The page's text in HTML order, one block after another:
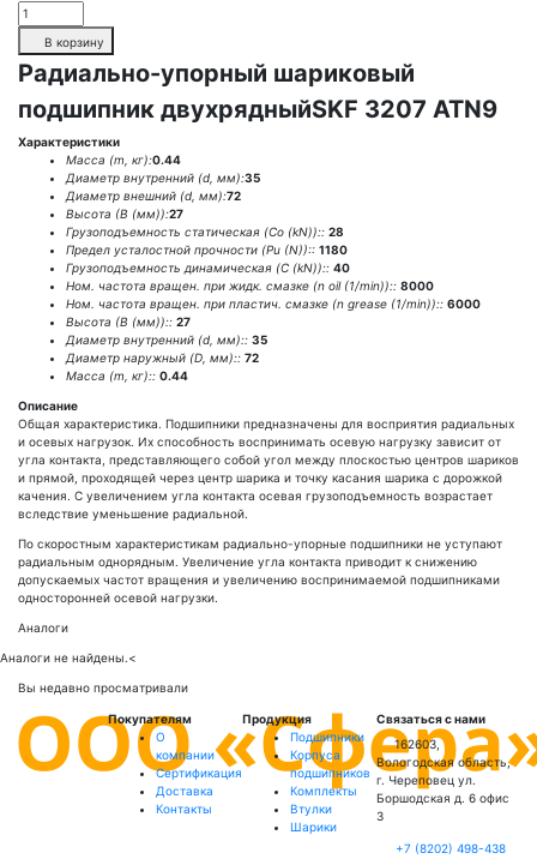
В корзину
Радиально-упорный шариковый
подшипник двухрядныйSKF 3207 ATN9
Характеристики
Масса (m, кг):0.44
Диаметр внутренний (d, мм):35
Диаметр внешний (d, мм):72
Высота (В (мм)):27
Грузоподъемность статическая (Co (kN)):: 28
Предел усталостной прочности (Pu (N)):: 1180
Грузоподъемность динамическая (C (kN)):: 40
Ном. частота вращен. при жидк. смазке (n oil (1/min)):: 8000
Ном. частота вращен. при пластич. смазке (n grease (1/min)):: 6000
Высота (В (мм)):: 27
Диаметр внутренний (d, мм):: 35
Диаметр наружный (D, мм):: 72
Масса (m, кг):: 0.44
Описание
Общая характеристика. Подшипники предназначены для восприятия радиальных
и осевых нагрузок. Их способность воспринимать осевую нагрузку зависит от
угла контакта, представляющего собой угол между плоскостью центров шариков
и прямой, проходящей через центр шарика и точку касания шарика с дорожкой
качения. С увеличением угла контакта осевая грузоподъемность возрастает
вследствие уменьшение радиальной.
По скоростным характеристикам радиально-упорные подшипники не уступают
радиальным однорядным. Увеличение угла контакта приводит к снижению
допускаемых частот вращения и увеличению воспринимаемой подшипниками
односторонней осевой нагрузки.
Аналоги
Аналоги не найдены.<
Вы недавно просматривали
Покупателям
О
компании
Сертификация
Доставка
Контакты
Продукция
Подшипники
Корпуса
подшипников
Комплекты
Втулки
Шарики
Связаться с нами
162603,
Вологодская область,
г. Череповец ул.
Боршодская д. 6 офис
3
+7 (8202) 498-438